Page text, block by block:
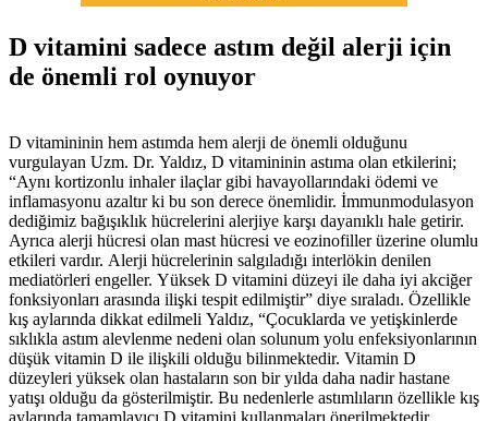
D vitamini sadece astım değil alerji için
de önemli rol oynuyor
D vitamininin hem astımda hem alerji de önemli olduğunu
vurgulayan Uzm. Dr. Yaldız, D vitamininin astıma olan etkilerini;
“Aynı kortizonlu inhaler ilaçlar gibi havayollarındaki ödemi ve
inflamasyonu azaltır ki bu son derece önemlidir. İmmunmodulasyon
dediğimiz bağışıklık hücrelerini alerjiye karşı dayanıklı hale getirir.
Ayrıca alerji hücresi olan mast hücresi ve eozinofiller üzerine olumlu
etkileri vardır. Alerji hücrelerinin salgıladığı interlökin denilen
mediatörleri engeller. Yüksek D vitamini düzeyi ile daha iyi akciğer
fonksiyonları arasında ilişki tespit edilmiştir” diye sıraladı. Özellikle
kış aylarında dikkat edilmeli Yaldız, “Çocuklarda ve yetişkinlerde
sıklıkla astım alevlenme nedeni olan solunum yolu enfeksiyonlarının
düşük vitamin D ile ilişkili olduğu bilinmektedir. Vitamin D
düzeyleri yüksek olan hastaların son bir yılda daha nadir hastane
yatışı olduğu da gösterilmiştir. Bu nedenlerle astımlıların özellikle kış
aylarında tamamlayıcı D vitamini kullanmaları önerilmektedir.